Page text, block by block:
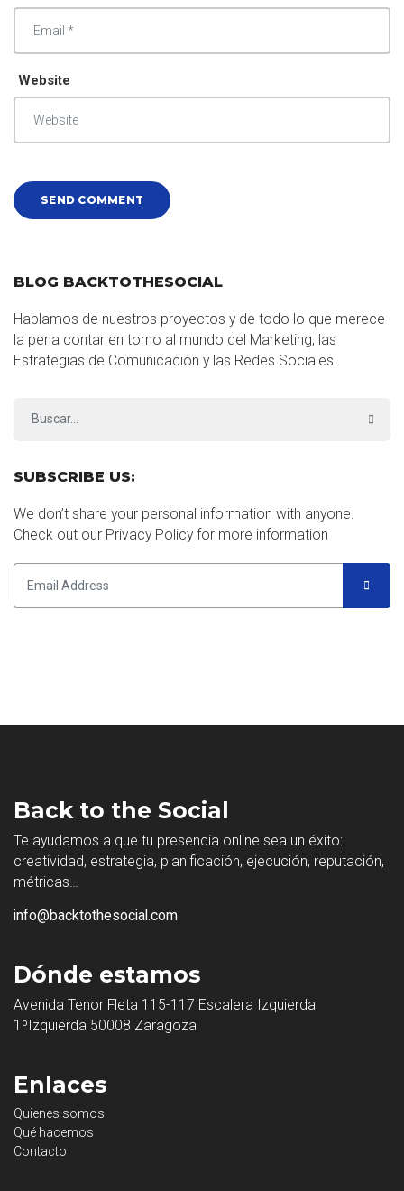
Website
BLOG BACKTOTHESOCIAL
Hablamos de nuestros proyectos y de todo lo que merece
la pena contar en torno al mundo del Marketing, las
Estrategias de Comunicación y las Redes Sociales.
SUBSCRIBE US:
We don’t share your personal information with anyone.
Check out our Privacy Policy for more information
Back to the Social
Te ayudamos a que tu presencia online sea un éxito:
creatividad, estrategia, planificación, ejecución, reputación,
métricas…
info@backtothesocial.com
Dónde estamos
Avenida Tenor Fleta 115-117 Escalera Izquierda
1ºIzquierda 50008 Zaragoza
Enlaces
Quienes somos
Qué hacemos
Contacto